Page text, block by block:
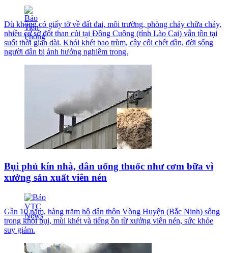
Dù không có giấy tờ về đất đai, môi trường, phòng cháy chữa cháy,
nhiều cơ sở đốt than củi tại Đông Cuông (tỉnh Lào Cai) vẫn tồn tại
suốt thời gian dài. Khói khét bao trùm, cây cối chết dần, đời sống
người dân bị ảnh hưởng nghiêm trọng.
Bụi phủ kín nhà, dân uống thuốc như cơm bữa vì
xưởng sản xuất viên nén
Gần 10 năm, hàng trăm hộ dân thôn Vòng Huyện (Bắc Ninh) sống
trong khói bụi, mùi khét và tiếng ồn từ xưởng viên nén, sức khỏe
suy giảm.